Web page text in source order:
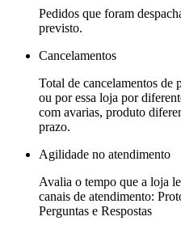
Pedidos que foram
previsto.
Cancelamentos
Total de cancelamentos de
ou por essa loja por
com avarias, produto
prazo.
Agilidade no atendimento
Avalia o tempo que a loja
canais de atendimento:
Perguntas e Respostas